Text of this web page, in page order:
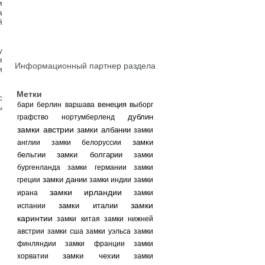
Информационный партнер раздела
Метки
бари берлин варшава венеция выборг
графство нортумберленд
дублин
замки австрии замки албании замки
англии
замки белоруссии
замки
бельгии
замки болгарии
замки
бургенланда
замки германии
замки
греции замки дании замки индии замки
ирана
замки ирландии
замки
испании
замки италии
замки
каринтии замки китая замки нижней
австрии замки сша замки уэльса замки
финляндии
замки франции
замки
хорватии
замки чехии замки